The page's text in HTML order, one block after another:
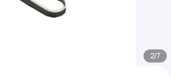
2/7